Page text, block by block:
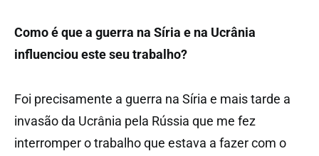
Como é que a guerra na Síria e na Ucrânia
influenciou este seu trabalho?
Foi precisamente a guerra na Síria e mais tarde a
invasão da Ucrânia pela Rússia que me fez
interromper o trabalho que estava a fazer com o